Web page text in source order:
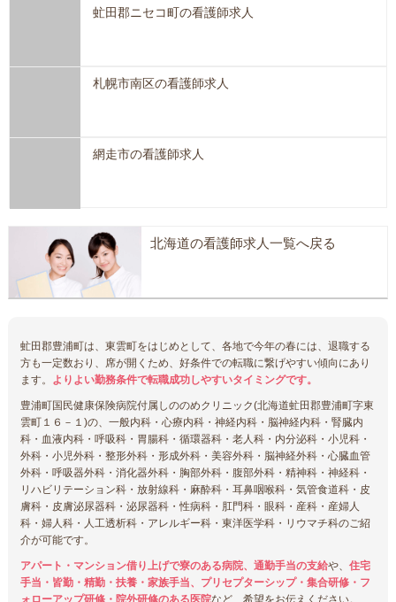
虻田郡ニセコ町の看護師求人
札幌市南区の看護師求人
網走市の看護師求人
北海道の看護師求人一覧へ戻る
虻田郡豊浦町は、東雲町をはじめとして、各地で今年の春には、退職する
方も一定数おり、席が開くため、好条件での転職に繋げやすい傾向にあり
ます。 よりよい勤務条件で転職成功しやすいタイミングです。
豊浦町国民健康保険病院付属しののめクリニック(北海道虻田郡豊浦町字東
雲町１６－１)の、一般内科・心療内科・神経内科・脳神経内科・腎臓内
科・血液内科・呼吸科・胃腸科・循環器科・老人科・内分泌科・小児科・
外科・小児外科・整形外科・形成外科・美容外科・脳神経外科・心臓血管
外科・呼吸器外科・消化器外科・胸部外科・腹部外科・精神科・神経科・
リハビリテーション科・放射線科・麻酔科・耳鼻咽喉科・気管食道科・皮
膚科・皮膚泌尿器科・泌尿器科・性病科・肛門科・眼科・産科・産婦人
科・婦人科・人工透析科・アレルギー科・東洋医学科・リウマチ科のご紹
介が可能です。
アパート・マンション借り上げで寮のある病院、通勤手当の支給や、 住宅
手当・皆勤・精勤・扶養・家族手当、プリセプターシップ・集合研修・フ
ォローアップ研修・院外研修のある医院など、希望をお伝えください。